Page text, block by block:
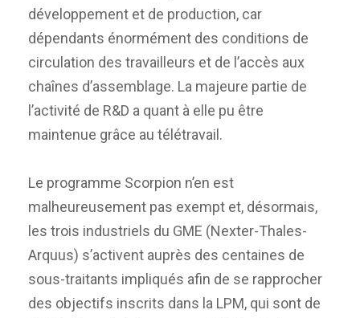
développement et de production, car
dépendants énormément des conditions de
circulation des travailleurs et de l’accès aux
chaînes d’assemblage. La majeure partie de
l’activité de R&D a quant à elle pu être
maintenue grâce au télétravail.
Le programme Scorpion n’en est
malheureusement pas exempt et, désormais,
les trois industriels du GME (Nexter-Thales-
Arquus) s’activent auprès des centaines de
sous-traitants impliqués afin de se rapprocher
des objectifs inscrits dans la LPM, qui sont de